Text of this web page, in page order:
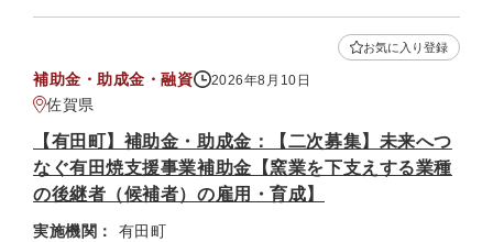
補助金・助成金・融資 2026年8月10日
佐賀県
お気に入り登録
【有田町】補助金・助成金：【二次募集】未来へつ
なぐ有田焼支援事業補助金【窯業を下支えする業種
の後継者（候補者）の雇用・育成】
実施機関：
有田町